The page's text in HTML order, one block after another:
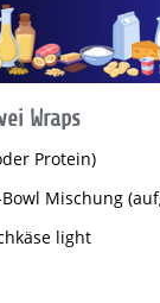
Wraps
Protein)
Mischung
light